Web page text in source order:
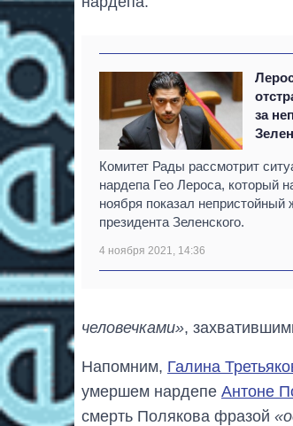
за
Комитет Рады рассмотрит
нардепа Гео Лероса, который
ноября показал непристойный
президента Зеленского.
4 ноября 2021, 14:36
человечками»,
Напомним, Галина
умершем нардепе Антоне
смерть Полякова фразой